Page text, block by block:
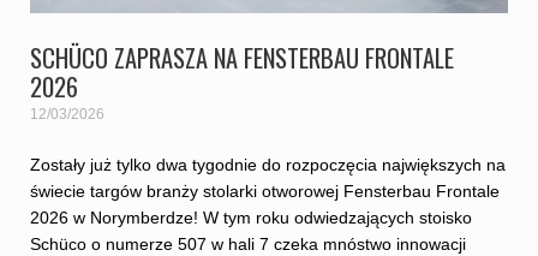
SCHÜCO ZAPRASZA NA FENSTERBAU FRONTALE
2026
12/03/2026
Zostały już tylko dwa tygodnie do rozpoczęcia największych na
świecie targów branży stolarki otworowej Fensterbau Frontale
2026 w Norymberdze! W tym roku odwiedzających stoisko
Schüco o numerze 507 w hali 7 czeka mnóstwo innowacji